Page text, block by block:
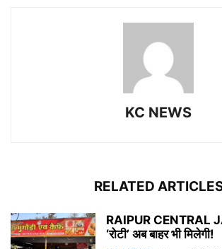
KC NEWS
RELATED
RAIPUR CENTRAL
‘रोटी’ अब बाहर भी मिलेगी!